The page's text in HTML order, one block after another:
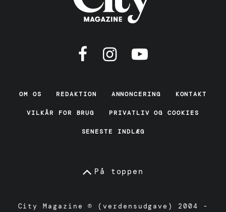
OM OS REDAKTION ANNONCERING KONTAKT
VILKÅR FOR BRUG PRIVATLIV OG COOKIES
SENESTE INDLÆG
På toppen
City Magazine ® (verdensudgave) 2004 -